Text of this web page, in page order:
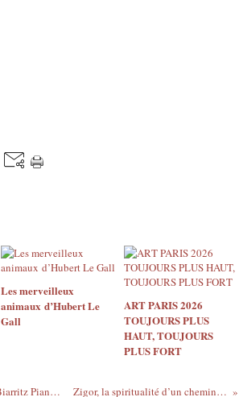
Les merveilleux
animaux d’Hubert Le
Gall
ART PARIS 2026
TOUJOURS PLUS
HAUT, TOUJOURS
PLUS FORT
Can Çakmur, L’albatros aux mains d’argent – 12ème Biarritz Piano Festival Zigor, la spiritualité d’un cheminement